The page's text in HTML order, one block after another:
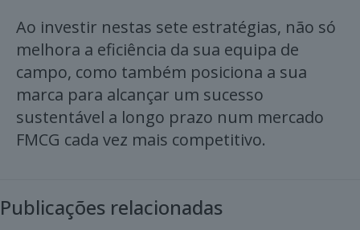
Ao investir nestas sete estratégias, não só
melhora a eficiência da sua equipa de
campo, como também posiciona a sua
marca para alcançar um sucesso
sustentável a longo prazo num mercado
FMCG cada vez mais competitivo.
Publicações relacionadas